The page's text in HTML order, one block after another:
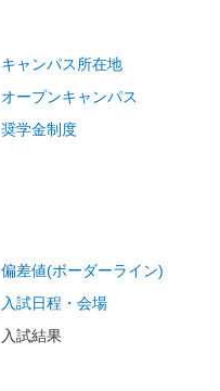
キャンパス所在地
オープンキャンパス
奨学金制度
偏差値(ボーダーライン)
入試日程・会場
入試結果